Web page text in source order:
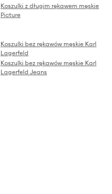
Koszulki z długim rękawem męskie
Picture
Koszulki bez rękawów męskie Karl
Lagerfeld
Koszulki bez rękawów męskie Karl
Lagerfeld Jeans